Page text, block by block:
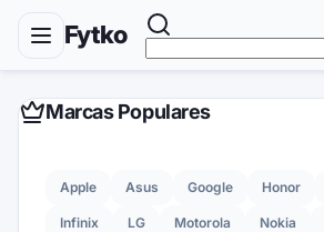
Fytko
Marcas Populares
Apple Asus Google Honor
Infinix LG Motorola Nokia